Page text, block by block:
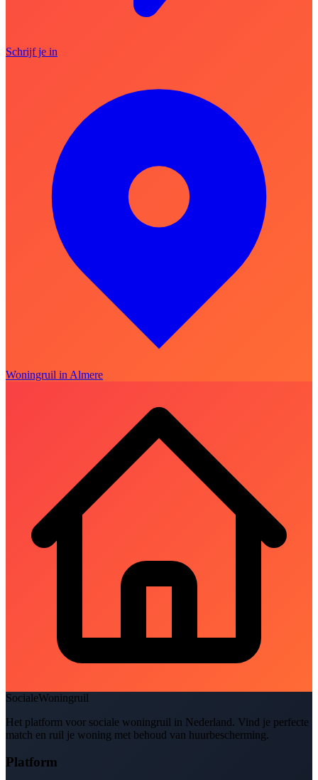
Schrijf je in
Woningruil in Almere
SocialeWoningruil
Het platform voor sociale woningruil in Nederland. Vind je perfecte
match en ruil je woning met behoud van huurbescherming.
Platform